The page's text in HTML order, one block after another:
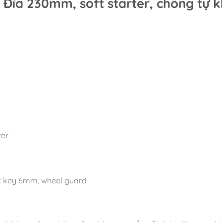
key 6mm, wheel guard